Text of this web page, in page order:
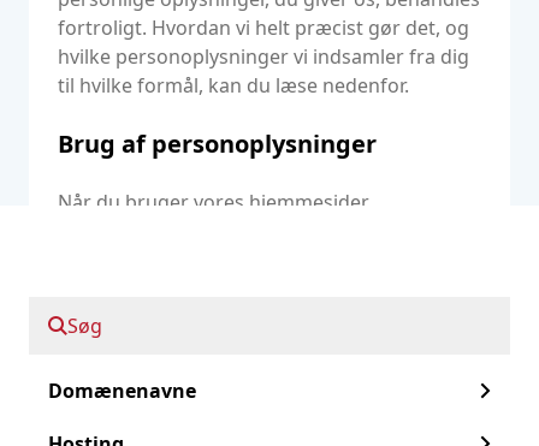
Domænenavne
Søg
fortroligt. Hvordan vi helt præcist gør det, og
hvilke personoplysninger vi indsamler fra dig
til hvilke formål, kan du læse nedenfor.
Brug af personoplysninger
Når du bruger vores hjemmesider
gemmer og bruger kun personoplysninger,
som du har givet os direkte i forbindelse med
kontaktformularen eller til oprettelse af en
konto), eller som, når de gives, tydeligt viser,